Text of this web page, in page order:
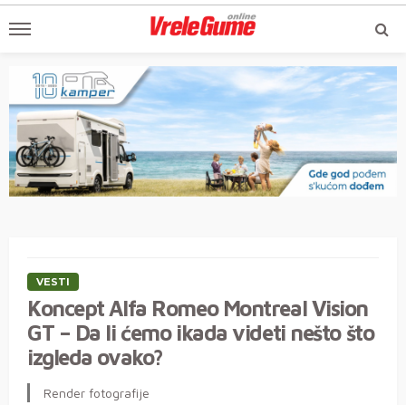
VESTI
Koncept Alfa Romeo Montreal Vision
GT – Da li ćemo ikada videti nešto što
izgleda ovako?
Render fotografije